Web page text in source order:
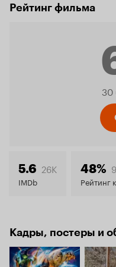
Рейтинг фильма
30
5.6 26K
IMDb
48%
Рейтинг
Кадры, постеры и